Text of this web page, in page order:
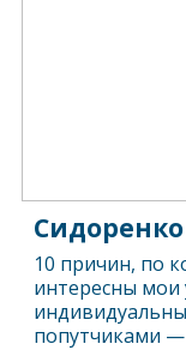
10 причин, по
интересны мои
попутчиками —